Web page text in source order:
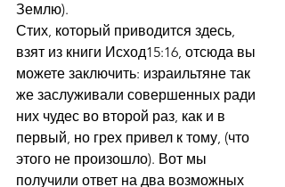
Землю).
Стих, который приводится здесь,
взят из книги Исход15:16, отсюда вы
можете заключить: израильтяне так
же заслуживали совершенных ради
них чудес во второй раз, как и в
первый, но грех привел к тому, (что
этого не произошло). Вот мы
получили ответ на два возможных